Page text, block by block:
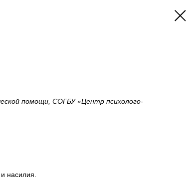
помощи, СОГБУ «Центр психолого-
насилия.